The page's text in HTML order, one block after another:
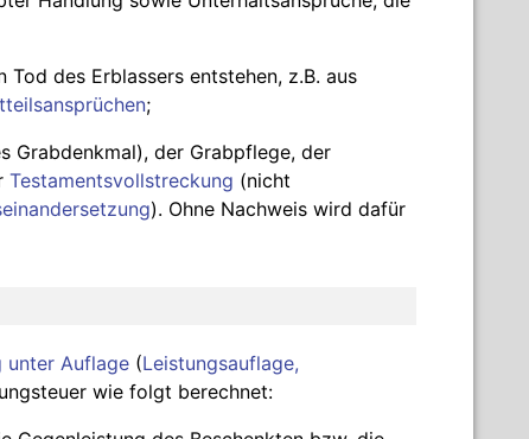
des Erblassers entstehen, z.B. aus
;
Grabdenkmal), der Grabpflege, der
Testamentsvollstreckung (nicht
). Ohne Nachweis wird dafür
unter Auflage (Leistungsauflage,
wie folgt berechnet: